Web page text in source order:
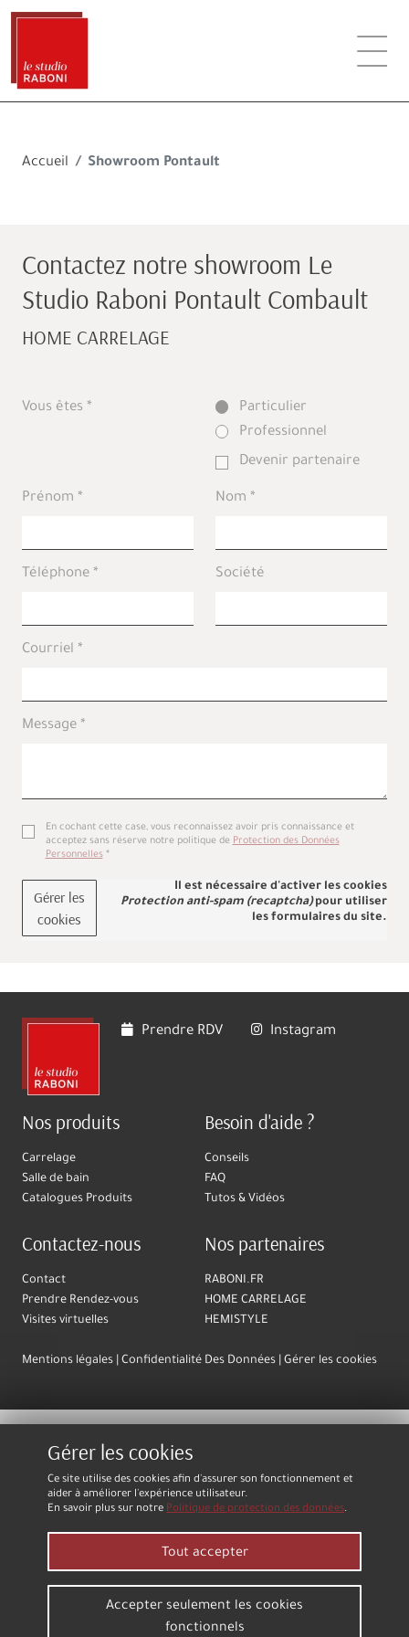
Accueil Showroom Pontault
Contactez notre showroom Le
Studio Raboni Pontault Combault
HOME CARRELAGE
Vous êtes
Particulier
Professionnel
Devenir partenaire
Prénom Nom
Téléphone Société
Courriel
Message
En cochant cette case, vous reconnaissez avoir pris connaissance et
acceptez sans réserve notre politique de Protection des Données
Personnelles
Gérer les
cookies
Il est nécessaire d'activer les cookies
Protection anti-spam (recaptcha)pour utiliser
les formulaires du site.
Prendre RDV Instagram
Nos produits
Carrelage
Salle de bain
Catalogues Produits
Besoin d'aide ?
Conseils
FAQ
Tutos & Vidéos
Contactez-nous
Contact
Prendre Rendez-vous
Visites virtuelles
Nos partenaires
RABONI.FR
HOME CARRELAGE
HEMISTYLE
Mentions légales Confidentialité Des Données Gérer les cookies
Gérer les cookies
Ce site utilise des cookies afin d'assurer son fonctionnement et
aider à améliorer l'expérience utilisateur.
En savoir plus sur notre Politique de protection des données.
Tout accepter
Accepter seulement les cookies
fonctionnels